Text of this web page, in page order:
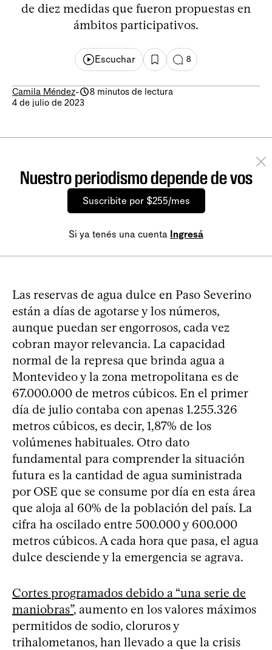
de diez medidas que fueron propuestas en
ámbitos participativos.
Escuchar 8
Camila Méndez-
8 minutos de lectura
4 de julio de 2023
Nuestro periodismo depende de vos
Suscribite por $255/mes
Si ya tenés una cuenta Ingresá
Las reservas de agua dulce en Paso Severino
están a días de agotarse y los números,
aunque puedan ser engorrosos, cada vez
cobran mayor relevancia. La capacidad
normal de la represa que brinda agua a
Montevideo y la zona metropolitana es de
67.000.000 de metros cúbicos. En el primer
día de julio contaba con apenas 1.255.326
metros cúbicos, es decir, 1,87% de los
volúmenes habituales. Otro dato
fundamental para comprender la situación
futura es la cantidad de agua suministrada
por OSE que se consume por día en esta área
que aloja al 60% de la población del país. La
cifra ha oscilado entre 500.000 y 600.000
metros cúbicos. A cada hora que pasa, el agua
dulce desciende y la emergencia se agrava.
Cortes programados debido a “una serie de
maniobras”, aumento en los valores máximos
permitidos de sodio, cloruros y
trihalometanos, han llevado a que la crisis